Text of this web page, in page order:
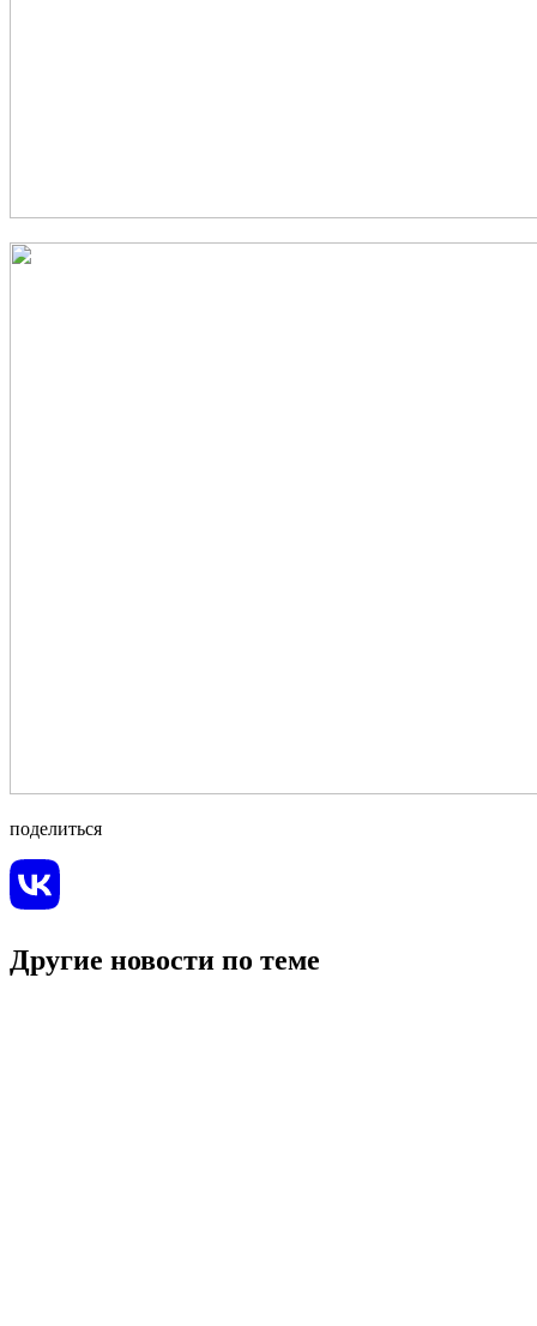
поделиться
Другие новости по теме